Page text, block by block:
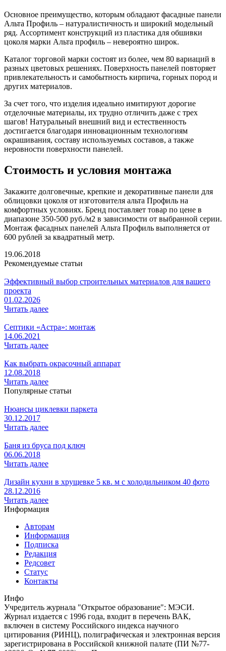
Основное преимущество, которым обладают фасадные панели
Альта Профиль – натуралистичность и широкий модельный
ряд. Ассортимент конструкций из пластика для обшивки
цоколя марки Альта профиль – невероятно широк.
Каталог торговой марки состоят из более, чем 80 вариаций в
разных цветовых решениях. Поверхность панелей повторяет
привлекательность и самобытность кирпича, горных пород и
других материалов.
За счет того, что изделия идеально имитируют дорогие
отделочные материалы, их трудно отличить даже с трех
шагов! Натуральный внешний вид и естественность
достигается благодаря инновационным технологиям
окрашивания, составу используемых составов, а также
неровности поверхности панелей.
Стоимость и условия монтажа
Закажите долговечные, крепкие и декоративные панели для
облицовки цоколя от изготовителя альта Профиль на
комфортных условиях. Бренд поставляет товар по цене в
диапазоне 350-500 руб./м2 в зависимости от выбранной серии.
Монтаж фасадных панелей Альта Профиль выполняется от
600 рублей за квадратный метр.
19.06.2018
Рекомендуемые статьи
Эффективный выбор строительных материалов для вашего
проекта
01.02.2026
Читать далее
Септики «Астра»: монтаж
14.06.2021
Читать далее
Как выбрать окрасочный аппарат
12.08.2018
Читать далее
Популярные статьи
Нюансы циклевки паркета
30.12.2017
Читать далее
Баня из бруса под ключ
06.06.2018
Читать далее
Дизайн кухни в хрущевке 5 кв. м с холодильником 40 фото
28.12.2016
Читать далее
Информация
Авторам
Информация
Подписка
Редакция
Редсовет
Статус
Контакты
Инфо
Учредитель журнала "Открытое образование": МЭСИ.
Журнал издается с 1996 года, входит в перечень ВАК,
включен в систему Российского индекса научного
цитирования (РИНЦ), полиграфическая и электронная версия
зарегистрирована в Российской книжной палате (ПИ №77-